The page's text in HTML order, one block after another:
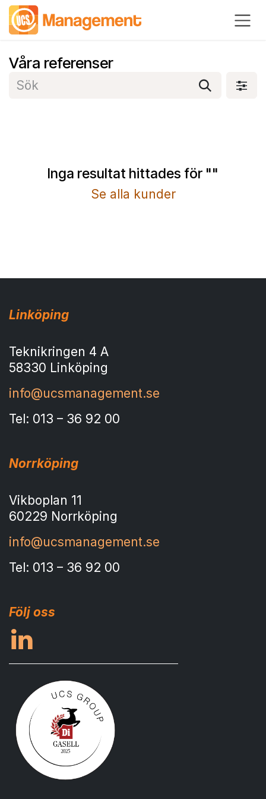
Hoppa till innehåll
Våra referenser
Inga resultat hittades för ""
Se alla kunder
Linköping
Teknikringen 4 A
58330 Linköping
info@ucsmanagement.se
Tel: 013 – 36 92 00
Norrköping
Vikboplan 11
60229 Norrköping
info@ucsmanagement.se
Tel: 013 – 36 92 00
Följ oss